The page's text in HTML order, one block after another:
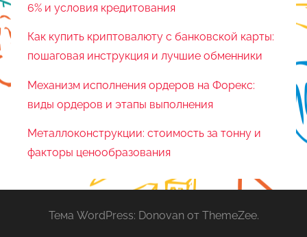
6% и условия кредитования
Как купить криптовалюту с банковской карты:
пошаговая инструкция и лучшие обменники
Механизм исполнения ордеров на Форекс:
виды ордеров и этапы выполнения
Металлоконструкции: стоимость за тонну и
факторы ценообразования
Тема WordPress: Donovan от ThemeZee.